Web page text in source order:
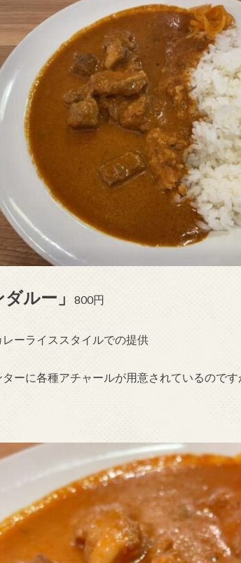
ルー」 800円
ーライススタイルでの提供
ーに各種アチャールが用意されているので